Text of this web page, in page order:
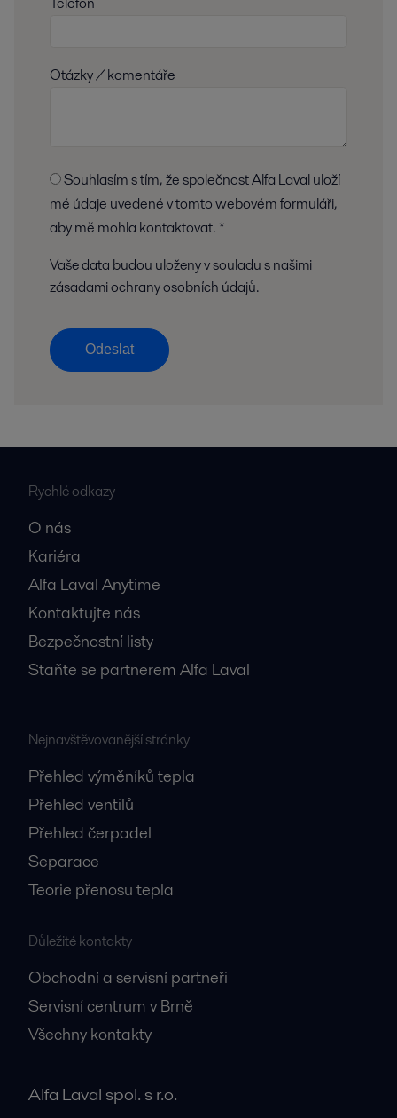
Otázky / komentáře
mé údaje uvedené v tomto webovém formuláři,
aby mě mohla kontaktovat. *
Vaše data budou uloženy v souladu s našimi
zásadami ochrany osobních údajů.
Odeslat
Rychlé odkazy
O nás
Kariéra
Alfa Laval Anytime
Kontaktujte nás
Bezpečnostní listy
Staňte se partnerem Alfa Laval
Nejnavštěvovanější stránky
Přehled výměníků tepla
Přehled ventilů
Přehled čerpadel
Separace
Teorie přenosu tepla
Důležité kontakty
Obchodní a servisní partneři
Servisní centrum v Brně
Všechny kontakty
Alfa Laval spol. s r.o.